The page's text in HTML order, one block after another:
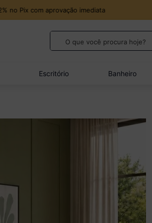
no Pix com aprovação imediata
O que você procura hoje?
Escritório Banheiro